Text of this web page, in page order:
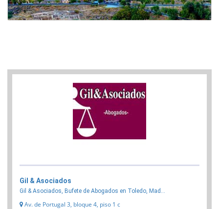
Gil & Asociados
Gil & Asociados, Bufete de Abogados en Toledo, Mad...
Av. de Portugal 3, bloque 4, piso 1 c